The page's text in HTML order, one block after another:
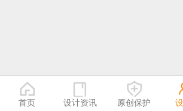
首页 设计资讯 原创保护